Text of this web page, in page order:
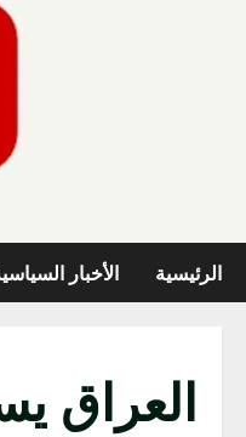
الرئيسية الأخبار
العراق يستعيد أكثر من 21